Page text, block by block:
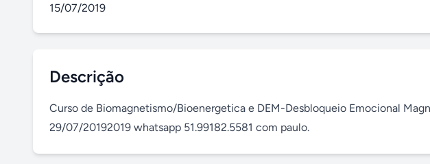
15/07/2019
Descrição
Curso de Biomagnetismo/Bioenergetica e DEM-Desbloqueio Emocional
29/07/20192019 whatsapp 51.99182.5581 com paulo.